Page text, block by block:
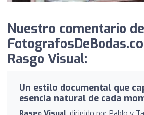
Nuestro comentario
Rasgo Visual:
Un estilo documental que
esencia natural de cada
Rasgo Visual, dirigido por Pablo y